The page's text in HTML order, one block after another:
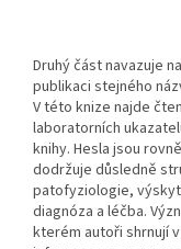
Druhý část navazuje
publikaci stejného
V této knize najde
laboratorních
knihy. Hesla jsou
dodržuje důsledně
patofyziologie,
diagnóza a léčba.
kterém autoři shrnují